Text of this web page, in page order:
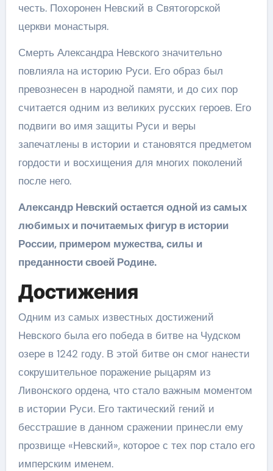
честь. Похоронен Невский в Святогорской
церкви монастыря.
Смерть Александра Невского значительно
повлияла на историю Руси. Его образ был
превознесен в народной памяти, и до сих пор
считается одним из великих русских героев. Его
подвиги во имя защиты Руси и веры
запечатлены в истории и становятся предметом
гордости и восхищения для многих поколений
после него.
Александр Невский остается одной из самых
любимых и почитаемых фигур в истории
России, примером мужества, силы и
преданности своей Родине.
Достижения
Одним из самых известных достижений
Невского была его победа в битве на Чудском
озере в 1242 году. В этой битве он смог нанести
сокрушительное поражение рыцарям из
Ливонского ордена, что стало важным моментом
в истории Руси. Его тактический гений и
бесстрашие в данном сражении принесли ему
прозвище «Невский», которое с тех пор стало его
имперским именем.